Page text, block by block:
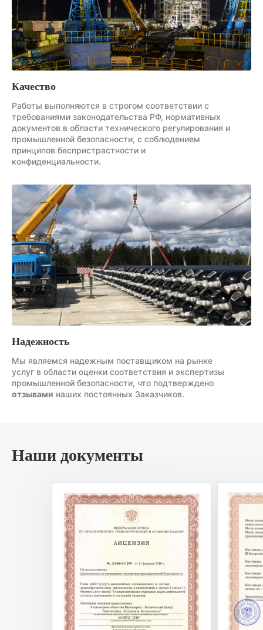
Качество
Работы выполняются в строгом соответствии с
требованиями законодательства РФ, нормативных
документов в области технического регулирования и
промышленной безопасности, с соблюдением
принципов беспристрастности и
конфиденциальности.
Надежность
Мы являемся надежным поставщиком на рынке
услуг в области оценки соответствия и экспертизы
промышленной безопасности, что подтверждено
отзывами наших постоянных Заказчиков.
Наши документы